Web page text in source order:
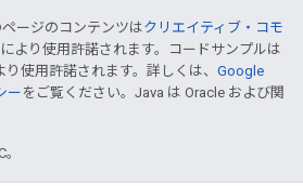
ージのコンテンツはクリエイティブ・コモ
により使用許諾されます。コードサンプルは
り使用許諾されます。詳しくは、 Google
ー をご覧ください。Java は Oracle および関